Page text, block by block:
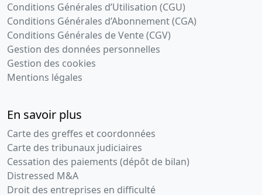
Conditions Générales d’Utilisation (CGU)
Conditions Générales d’Abonnement (CGA)
Conditions Générales de Vente (CGV)
Gestion des données personnelles
Gestion des cookies
Mentions légales
En savoir plus
Carte des greffes et coordonnées
Carte des tribunaux judiciaires
Cessation des paiements (dépôt de bilan)
Distressed M&A
Droit des entreprises en difficulté